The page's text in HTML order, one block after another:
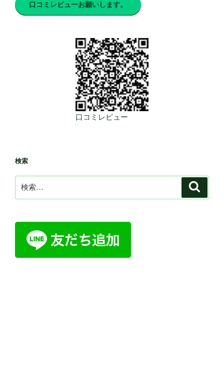
口コミレビューお願いします。
口コミレビュー
検索
索: